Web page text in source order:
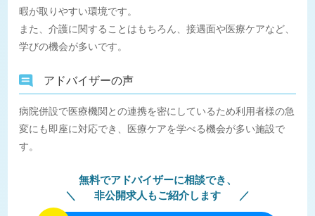
暇が取りやすい環境です。
また、介護に関することはもちろん、接遇面や医療ケアなど、
学びの機会が多いです。
アドバイザーの声
病院併設で医療機関との連携を密にしているため利用者様の急
変にも即座に対応でき、医療ケアを学べる機会が多い施設で
す。
無料でアドバイザーに相談でき、
非公開求人もご紹介します